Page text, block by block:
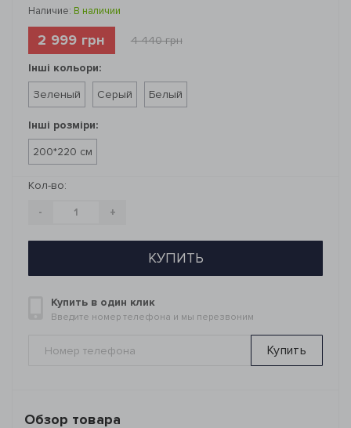
Наличие: В наличии
2 999 грн 4 440 грн
Інші кольори:
Зеленый
Серый Белый
Інші розміри:
200*220 см
Кол-во:
- +
КУПИТЬ
Купить в один клик
Введите номер телефона и мы перезвоним
Купить
Обзор товара